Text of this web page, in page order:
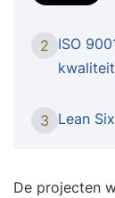
Klanten en
producten
snel toe. In
2 ISO
3 Lean
De projecten